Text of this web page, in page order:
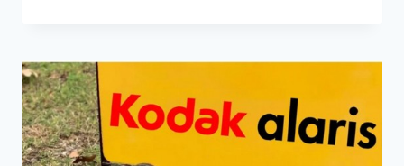
自
然
摄
影
师
获